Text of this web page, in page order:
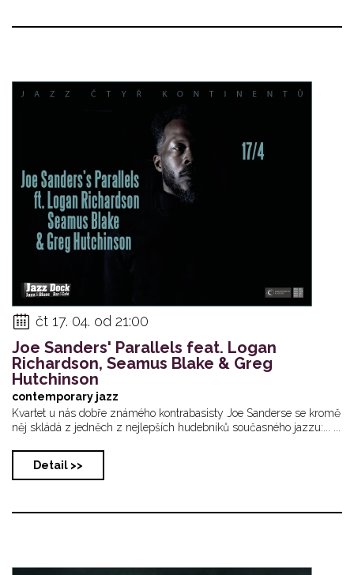
čt 17. 04. od 21:00
Joe Sanders' Parallels feat. Logan
Richardson, Seamus Blake & Greg
Hutchinson
contemporary jazz
Kvartet u nás dobře známého kontrabasisty Joe Sanderse se kromě
něj skládá z jedněch z nejlepších hudebníků současného jazzu:... ...
Detail >>